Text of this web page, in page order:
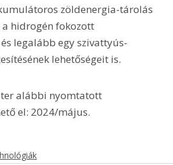
zöldenergia-tárolás
hidrogén fokozott
legalább egy szivattyús-
lehetőségeit is.
alábbi nyomtatott
el: 2024/május.